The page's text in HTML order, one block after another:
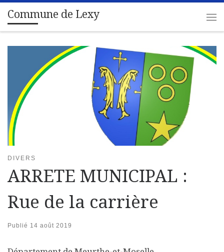
Passer au contenu
Commune de Lexy
DIVERS
ARRETE MUNICIPAL :
Rue de la carrière
Publié 14 août 2019